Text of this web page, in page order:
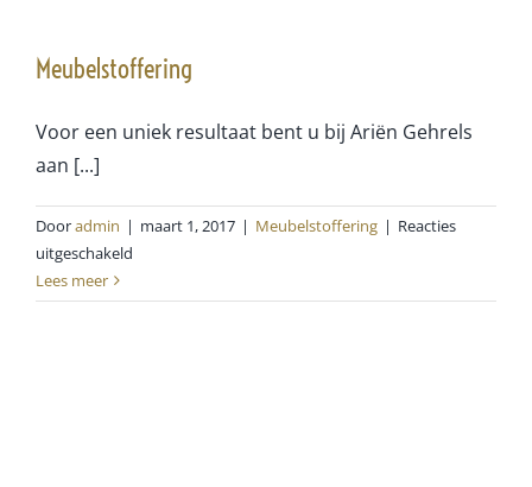
Meubelstoffering
Voor een uniek resultaat bent u bij Ariën Gehrels
aan [...]
Dooradmin | maart 1, 2017 | Meubelstoffering | Reacties
uitgeschakeld
Lees meer